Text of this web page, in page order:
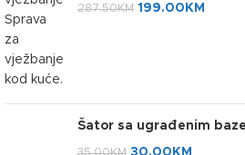
287.50KM 199.00 KM
Šator sa ugrađenim
35.00KM 30.00 KM